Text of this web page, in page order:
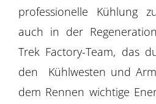
professionelle Kühlung
auch in der
Trek Factory-Team, das
den Kühlwesten und
dem Rennen wichtige